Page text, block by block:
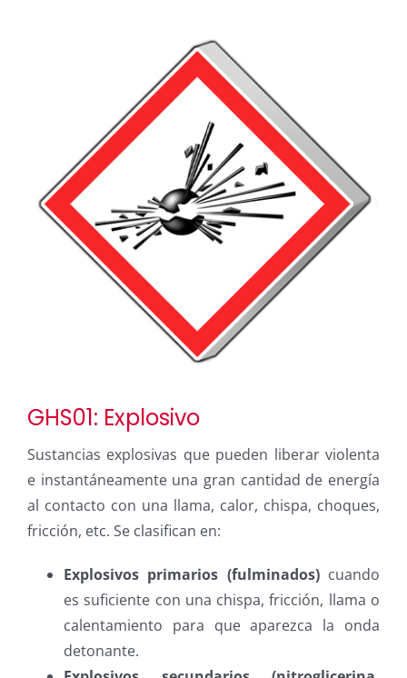
GHS01: Explosivo
Sustancias explosivas que pueden liberar violenta
e instantáneamente una gran cantidad de energía
al contacto con una llama, calor, chispa, choques,
fricción, etc. Se clasifican en:
Explosivos primarios (fulminados)cuando
es suficiente con una chispa, fricción, llama o
calentamiento para que aparezca la onda
detonante.